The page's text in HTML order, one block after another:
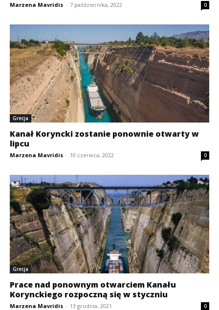
Marzena Mavridis - 7 października, 2022 0
Grecja
Kanał Koryncki zostanie ponownie otwarty w
lipcu
Marzena Mavridis - 10 czerwca, 2022 0
Grecja
Prace nad ponownym otwarciem Kanału
Korynckiego rozpoczną się w styczniu
Marzena Mavridis - 13 grudnia, 2021 0